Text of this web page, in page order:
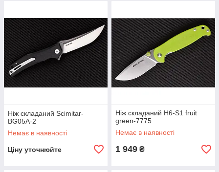
Ніж складаний Scimitar-
BG05A-2
Немає в наявності
Ціну уточнюйте
Ніж складаний H6-S1 fruit
green-7775
Немає в наявності
1 949 ₴